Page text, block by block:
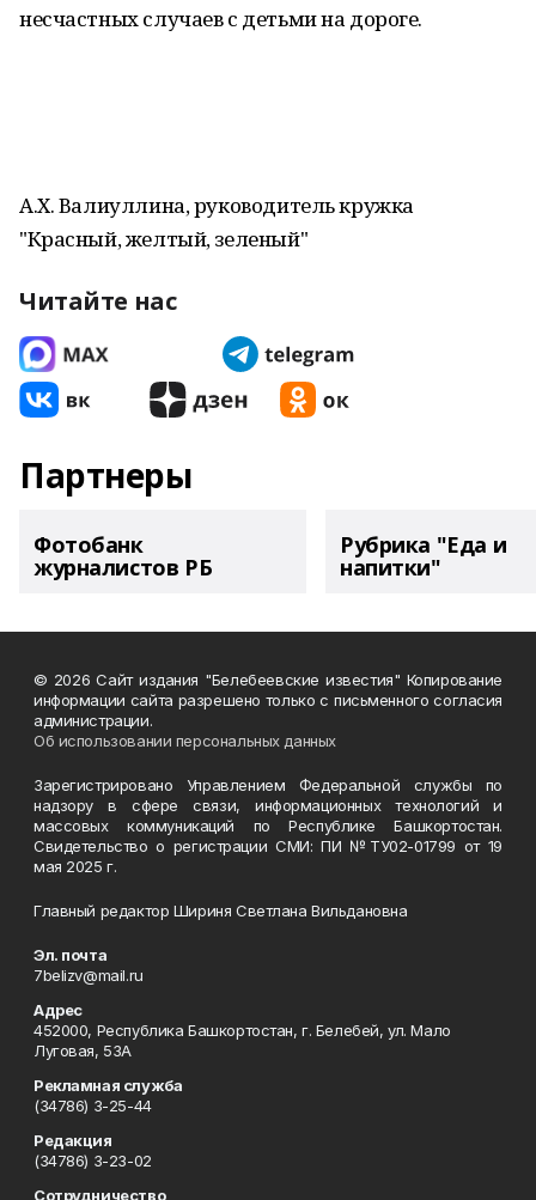
несчастных случаев с детьми на дороге.
А.Х. Валиуллина, руководитель кружка
"Красный, желтый, зеленый"
Читайте нас
Партнеры
Фотобанк
журналистов РБ
Рубрика "Еда и
напитки"
© 2026 Сайт издания "Белебеевские известия" Копирование
информации сайта разрешено только с письменного согласия
администрации.
Об использовании персональных данных
Зарегистрировано Управлением Федеральной службы по
надзору в сфере связи, информационных технологий и
массовых коммуникаций по Республике Башкортостан.
Свидетельство о регистрации СМИ: ПИ №ТУ02-01799 от 19
мая 2025 г.
Главный редактор Шириня Светлана Вильдановна
Эл. почта
7belizv@mail.ru
Адрес
452000, Республика Башкортостан, г. Белебей, ул. Мало
Луговая, 53А
Рекламная служба
(34786) 3-25-44
Редакция
(34786) 3-23-02
Сотрудничество